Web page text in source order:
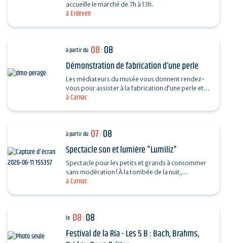
à Erdeven
accueille le marché de 7h à 13h.
à Carnac
à partir du 08/08
Démonstration de fabrication d’une perle
Les médiateurs du musée vous donnent rendez-
vous pour assister à la fabrication d’une perle et
vous dévoiler les techniques ingénieuses…
à Carnac
à partir du 07/08
Spectacle son et lumière "Lumiliz"
Spectacle pour les petits et grands à consommer
sans modération ! À la tombée de la nuit,
découvrez un spectacle de projections
le 08/08
Festival de la Ria - Les 5 B : Bach, Brahms,